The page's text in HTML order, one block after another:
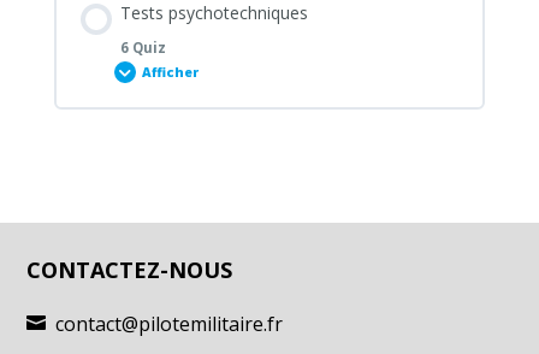
Tests psychotechniques
6 Quiz
Afficher
Appareils photo
CONTACTEZ-NOUS
contact@pilotemilitaire.fr